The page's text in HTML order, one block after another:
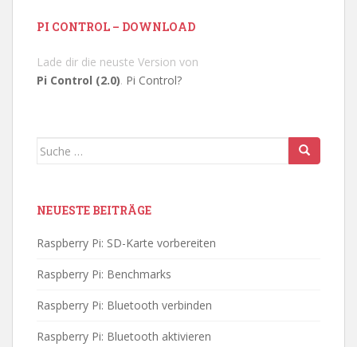
PI CONTROL – DOWNLOAD
Lade dir die neuste Version von
Pi Control (2.0). Pi Control?
Suche
NEUESTE BEITRÄGE
Raspberry Pi: SD-Karte vorbereiten
Raspberry Pi: Benchmarks
Raspberry Pi: Bluetooth verbinden
Raspberry Pi: Bluetooth aktivieren